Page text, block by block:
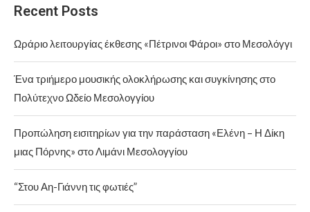
Recent Posts
Ωράριο λειτουργίας έκθεσης «Πέτρινοι Φάροι» στο Μεσολόγγι
Ένα τριήμερο μουσικής ολοκλήρωσης και συγκίνησης στο
Πολύτεχνο Ωδείο Μεσολογγίου
Προπώληση εισιτηρίων για την παράσταση «Ελένη – Η Δίκη
μιας Πόρνης» στο Λιμάνι Μεσολογγίου
“Στου Αη-Γιάννη τις φωτιές”